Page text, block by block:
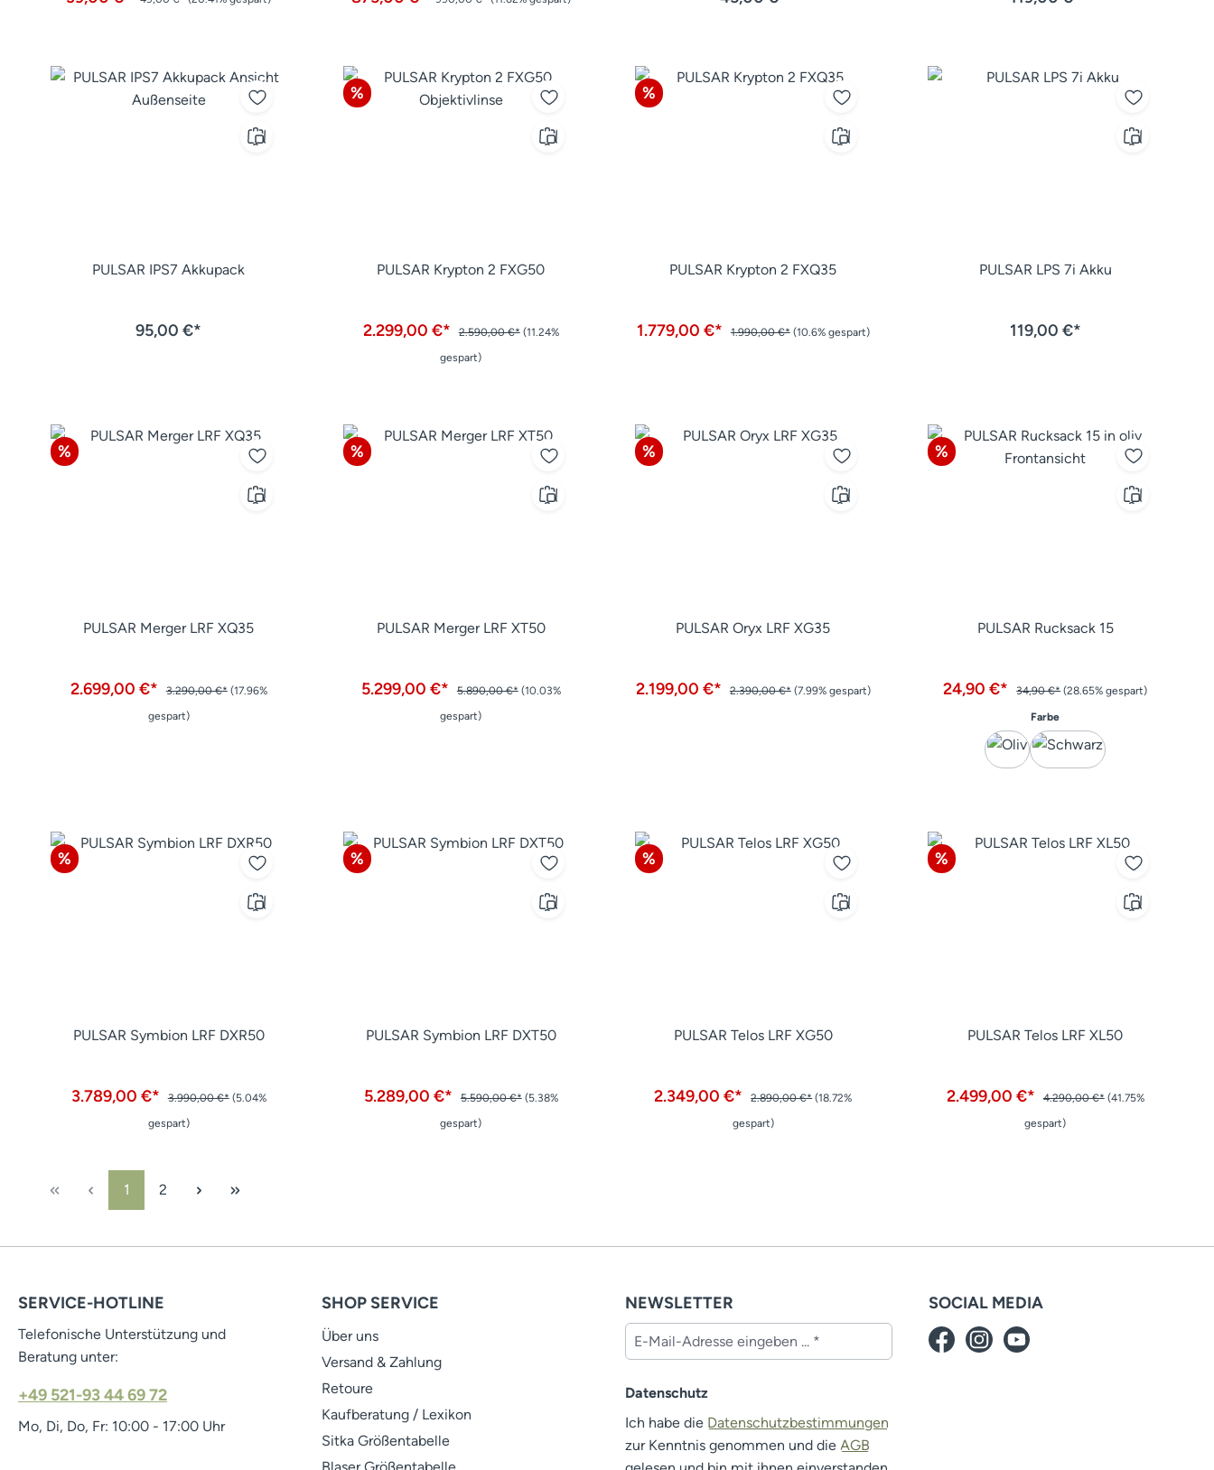
PULSAR IPS7 Akkupack
95,00 €*
Rabatt
%
PULSAR Krypton 2 FXG50
2.299,00 €* 2.590,00 €* (11.24%
gespart)
Rabatt
%
PULSAR Krypton 2 FXQ35
1.779,00 €* 1.990,00 €* (10.6% gespart)
PULSAR LPS 7i Akku
119,00 €*
Rabatt
%
PULSAR Merger LRF XQ35
2.699,00 €* 3.290,00 €* (17.96%
gespart)
Rabatt
%
PULSAR Merger LRF XT50
5.299,00 €* 5.890,00 €* (10.03%
gespart)
Rabatt
%
PULSAR Oryx LRF XG35
2.199,00 €* 2.390,00 €* (7.99% gespart)
Rabatt
%
PULSAR Rucksack 15
24,90 €* 34,90 €* (28.65% gespart)
Farbeauswählen
Rabatt
%
PULSAR Symbion LRF DXR50
3.789,00 €* 3.990,00 €* (5.04%
gespart)
Rabatt
%
PULSAR Symbion LRF DXT50
5.289,00 €* 5.590,00 €* (5.38%
gespart)
Rabatt
%
PULSAR Telos LRF XG50
2.349,00 €* 2.890,00 €* (18.72%
gespart)
Rabatt
%
PULSAR Telos LRF XL50
2.499,00 €* 4.290,00 €* (41.75%
gespart)
Seite
1 Seite
2
SERVICE-HOTLINE
Telefonische Unterstützung und
Beratung unter:
+49 521-93 44 69 72
Mo, Di, Do, Fr: 10:00 - 17:00 Uhr
SHOP SERVICE
Über uns
Versand & Zahlung
Retoure
Kaufberatung / Lexikon
Sitka Größentabelle
NEWSLETTER
Datenschutz
Ich habe die Datenschutzbestimmungen
zur Kenntnis genommen und die AGB
SOCIAL MEDIA